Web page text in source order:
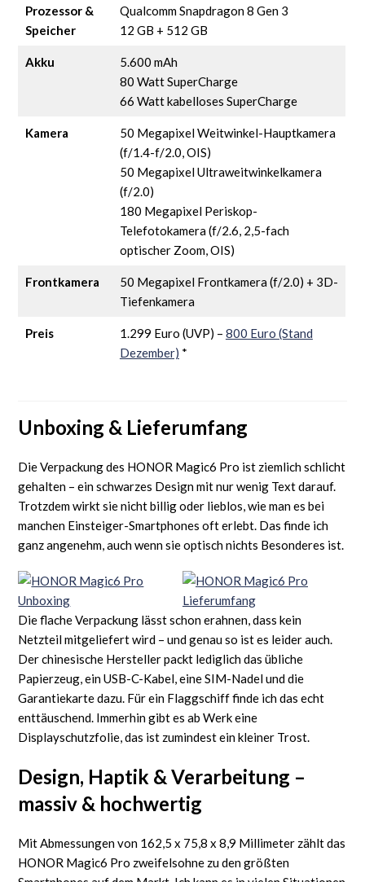
Prozessor &
Speicher
Qualcomm Snapdragon 8 Gen 3
12 GB + 512 GB
Akku
5.600 mAh
80 Watt SuperCharge
66 Watt kabelloses SuperCharge
Kamera
50 Megapixel Weitwinkel-Hauptkamera
(f/1.4-f/2.0, OIS)
50 Megapixel Ultraweitwinkelkamera
(f/2.0)
180 Megapixel Periskop-
Telefotokamera (f/2.6, 2,5-fach
optischer Zoom, OIS)
Frontkamera
50 Megapixel Frontkamera (f/2.0) + 3D-
Tiefenkamera
Preis 1.299 Euro (UVP) – 800 Euro (Stand
Dezember) *
Unboxing & Lieferumfang
Die Verpackung des HONOR Magic6 Pro ist ziemlich schlicht
gehalten – ein schwarzes Design mit nur wenig Text darauf.
Trotzdem wirkt sie nicht billig oder lieblos, wie man es bei
manchen Einsteiger-Smartphones oft erlebt. Das finde ich
ganz angenehm, auch wenn sie optisch nichts Besonderes ist.
Die flache Verpackung lässt schon erahnen, dass kein
Netzteil mitgeliefert wird – und genau so ist es leider auch.
Der chinesische Hersteller packt lediglich das übliche
Papierzeug, ein USB-C-Kabel, eine SIM-Nadel und die
Garantiekarte dazu. Für ein Flaggschiff finde ich das echt
enttäuschend. Immerhin gibt es ab Werk eine
Displayschutzfolie, das ist zumindest ein kleiner Trost.
Design, Haptik & Verarbeitung –
massiv & hochwertig
Mit Abmessungen von 162,5 x 75,8 x 8,9 Millimeter zählt das
HONOR Magic6 Pro zweifelsohne zu den größten